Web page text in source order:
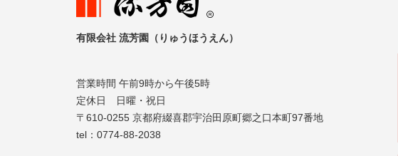
有限会社 流芳園（りゅうほうえん）
営業時間 午前9時から午後5時
定休日 日曜・祝日
〒610-0255 京都府綴喜郡宇治田原町郷之口本町97番地
tel： 0774-88-2038